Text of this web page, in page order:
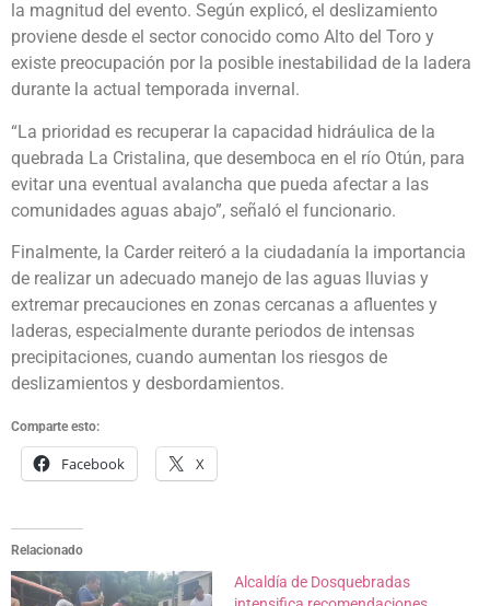
la magnitud del evento. Según explicó, el deslizamiento
proviene desde el sector conocido como Alto del Toro y
existe preocupación por la posible inestabilidad de la ladera
durante la actual temporada invernal.
“La prioridad es recuperar la capacidad hidráulica de la
quebrada La Cristalina, que desemboca en el río Otún, para
evitar una eventual avalancha que pueda afectar a las
comunidades aguas abajo”, señaló el funcionario.
Finalmente, la Carder reiteró a la ciudadanía la importancia
de realizar un adecuado manejo de las aguas lluvias y
extremar precauciones en zonas cercanas a afluentes y
laderas, especialmente durante periodos de intensas
precipitaciones, cuando aumentan los riesgos de
deslizamientos y desbordamientos.
Comparte esto:
Facebook X
Relacionado
Alcaldía de Dosquebradas